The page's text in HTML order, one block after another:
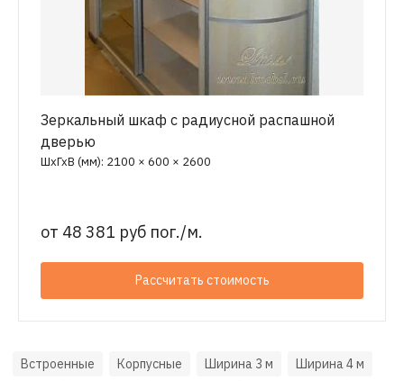
Зеркальный шкаф с радиусной распашной
дверью
ШхГхВ (мм): 2100 × 600 × 2600
от 48 381 руб пог./м.
Рассчитать стоимость
Встроенные Корпусные Ширина 3 м
Ширина 4 м